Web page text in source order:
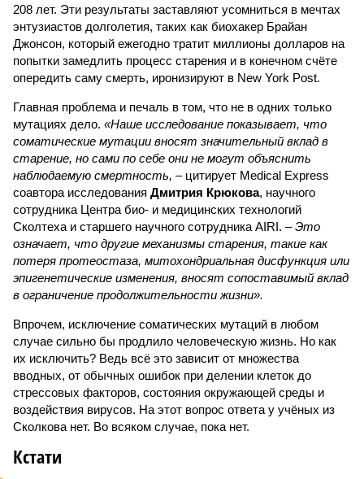
208 лет. Эти результаты заставляют усомниться в мечтах
энтузиастов долголетия, таких как биохакер Брайан
Джонсон, который ежегодно тратит миллионы долларов на
попытки замедлить процесс старения и в конечном счёте
опередить саму смерть, иронизируют в New York Post.
Главная проблема и печаль в том, что не в одних только
мутациях дело. «Наше исследование показывает, что
соматические мутации вносят значительный вклад в
старение, но сами по себе они не могут объяснить
наблюдаемую смертность, –цитирует Medical Express
соавтора исследования Дмитрия Крюкова, научного
сотрудника Центра био- и медицинских технологий
Сколтеха и старшего научного сотрудника AIRI. –Это
означает, что другие механизмы старения, такие как
потеря протеостаза, митохондриальная дисфункция или
эпигенетические изменения, вносят сопоставимый вклад
в ограничение продолжительности жизни».
Впрочем, исключение соматических мутаций в любом
случае сильно бы продлило человеческую жизнь. Но как
их исключить? Ведь всё это зависит от множества
вводных, от обычных ошибок при делении клеток до
стрессовых факторов, состояния окружающей среды и
воздействия вирусов. На этот вопрос ответа у учёных из
Сколкова нет. Во всяком случае, пока нет.
Кстати